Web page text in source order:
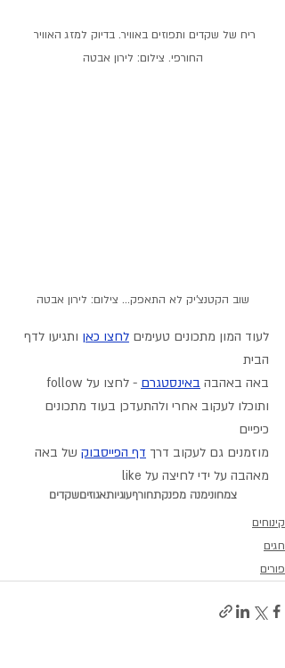
ריח של שקדים ותפוזים באוויר. בדיוק למזג האוויר
החורפי. צילום: לירון אבטה
שוב הקטנצ'יק לא התאפק... צילום: לירון אבטה
לעוד המון מתכונים טעימים לחצו כאן ותגיעו לדף
הבית
באה באהבה באינסטגרם
ותוכלו לעקוב אחרי ולהתעדכן בעוד מתכונים
כיפיים
מוזמנים גם לעקוב דרך דף הפייסבוק של באה
מאהבה על ידי לחיצה על like
צמחונימנה מפנקתחורףעוגיותאגוזיםשקדים
קינוחים
חגים
פורים